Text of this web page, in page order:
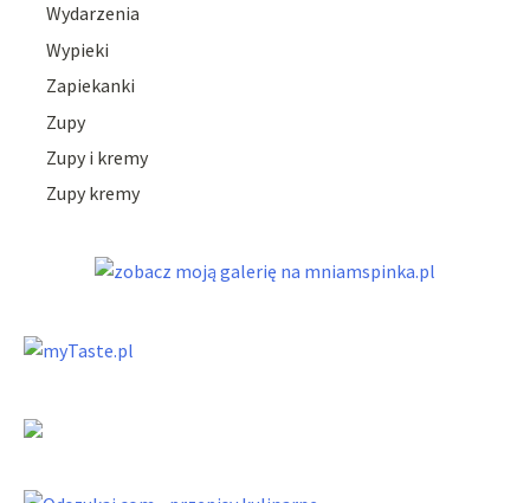
Wydarzenia
Wypieki
Zapiekanki
Zupy
Zupy i kremy
Zupy kremy